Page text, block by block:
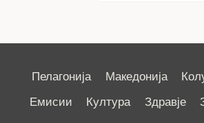
Пелагонија Македонија
Емисии
Култура Здравје